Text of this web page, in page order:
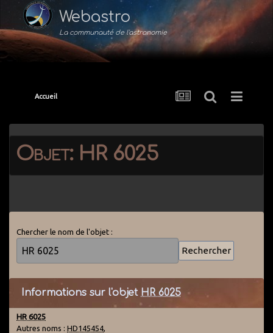
Webastro
La communauté de l'astronomie
Accueil
Objet: HR 6025
Chercher le nom de l'objet :
Informations sur l'objet HR 6025
HR 6025
Autres noms : HD145454,